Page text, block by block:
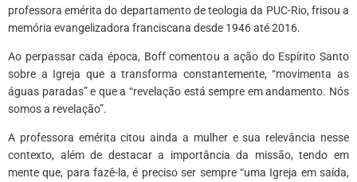
professora emérita do departamento de teologia da PUC-Rio, frisou a
memória evangelizadora franciscana desde 1946 até 2016.
Ao perpassar cada época, Boff comentou a ação do Espírito Santo
sobre a Igreja que a transforma constantemente, “movimenta as
águas paradas” e que a “revelação está sempre em andamento. Nós
somos a revelação”.
A professora emérita citou ainda a mulher e sua relevância nesse
contexto, além de destacar a importância da missão, tendo em
mente que, para fazê-la, é preciso ser sempre “uma Igreja em saída,